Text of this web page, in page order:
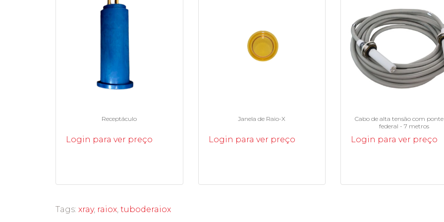
Receptáculo
Login para ver preço
Janela de Raio-X
Login para ver preço
Cabo de alta tensão com
federal - 7 metros
Login para ver preço
Tags: xray, raiox tuboderaiox